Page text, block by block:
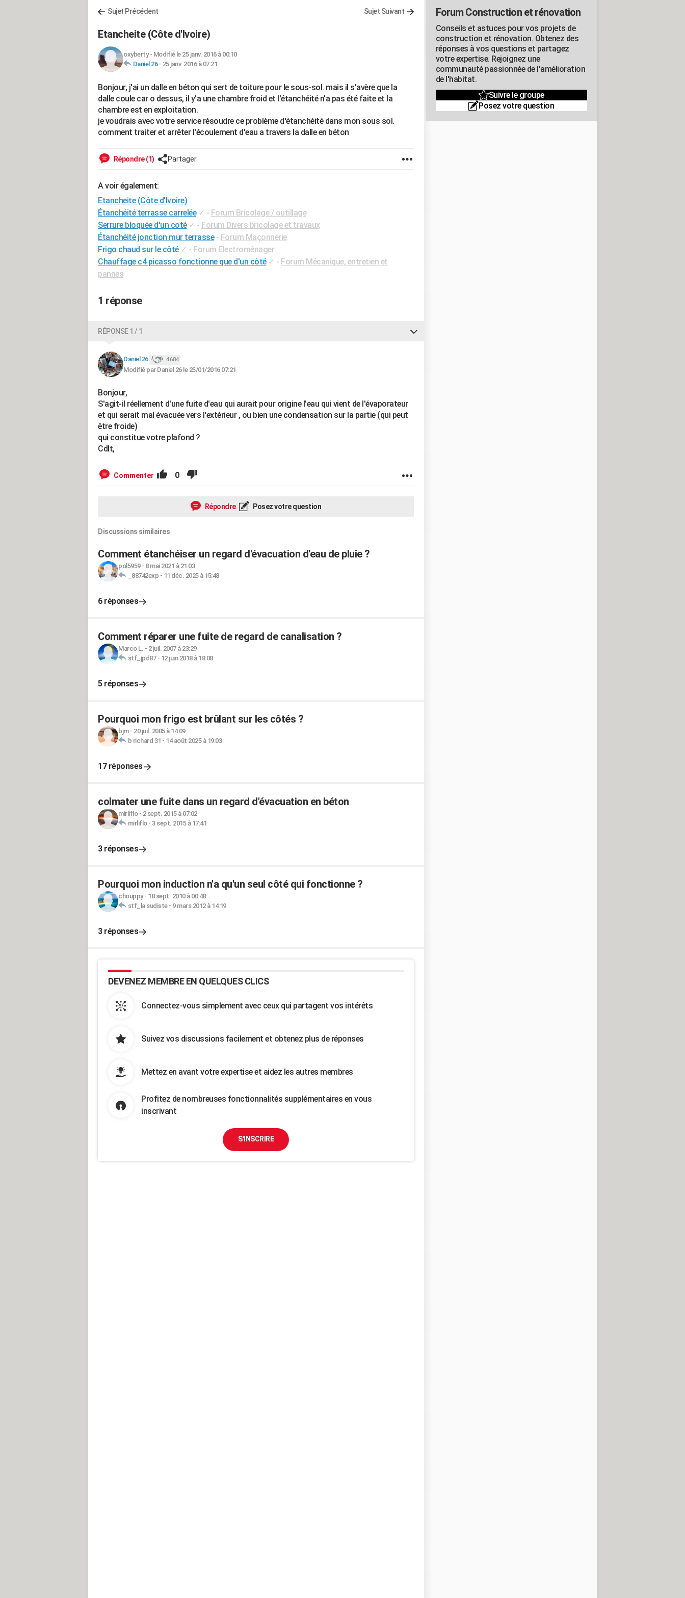
Sujet Précédent Sujet Suivant
Etancheite (Côte d'Ivoire)
oxyberty- Modifié le 25 janv. 2016 à 00:10
Daniel 26- 25 janv. 2016 à 07:21
Bonjour, j'ai un dalle en béton qui sert de toiture pour le sous-sol. mais il s'avère que la
dalle coule car o dessus, il y'a une chambre froid et l'étanchéité n'a pas été faite et la
chambre est en exploitation.
je voudrais avec votre service résoudre ce problème d'étanchéité dans mon sous sol.
comment traiter et arrêter l'écoulement d'eau a travers la dalle en béton
Répondre (1) Partager
A voir également:
Etancheite (Côte d'Ivoire)
Étanchéité terrasse carrelée ✓ - Forum Bricolage / outillage
Serrure bloquée d'un coté ✓ - Forum Divers bricolage et travaux
Étanchéité jonction mur terrasse - Forum Maçonnerie
Frigo chaud sur le côté ✓ - Forum Electroménager
Chauffage c4 picasso fonctionne que d'un côté ✓ - Forum Mécanique, entretien et
pannes
1 réponse
RÉPONSE 1 / 1
Daniel 26 4 684
Modifié par Daniel 26 le 25/01/2016 07:21
Bonjour,
S'agit-il réellement d'une fuite d'eau qui aurait pour origine l'eau qui vient de l'évaporateur
et qui serait mal évacuée vers l'extérieur , ou bien une condensation sur la partie (qui peut
être froide)
qui constitue votre plafond ?
Cdlt,
Commenter 0
Répondre Posez votre question
Discussions similaires
Comment étanchéiser un regard d'évacuation d'eau de pluie ?
pol5959- 8 mai 2021 à 21:03
_88742exp - 11 déc. 2025 à 15:48
6 réponses
Comment réparer une fuite de regard de canalisation ?
Marco L. - 2 juil. 2007 à 23:29
stf_jpd87- 12 juin 2018 à 18:08
5 réponses
Pourquoi mon frigo est brûlant sur les côtés ?
bjm- 20 juil. 2005 à 14:09
b richard 31 - 14 août 2025 à 19:03
17 réponses
colmater une fuite dans un regard d'évacuation en béton
mirliflo- 2 sept. 2015 à 07:02
mirliflo- 3 sept. 2015 à 17:41
3 réponses
Pourquoi mon induction n'a qu'un seul côté qui fonctionne ?
chouppy- 18 sept. 2010 à 00:48
stf_la sudiste- 9 mars 2012 à 14:19
3 réponses
DEVENEZ MEMBRE EN QUELQUES CLICS
Connectez-vous simplement avec ceux qui partagent vos intérêts
Suivez vos discussions facilement et obtenez plus de réponses
Mettez en avant votre expertise et aidez les autres membres
Profitez de nombreuses fonctionnalités supplémentaires en vous
inscrivant
S'INSCRIRE
Forum Construction et rénovation
Conseils et astuces pour vos projets de
construction et rénovation. Obtenez des
réponses à vos questions et partagez
votre expertise. Rejoignez une
communauté passionnée de l'amélioration
de l'habitat.
Suivre le groupe
Posez votre question